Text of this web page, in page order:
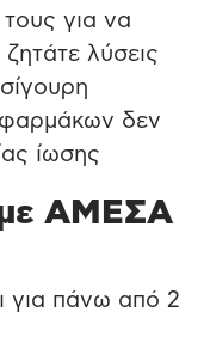
για να
λύσεις
δεν
ίωσης
ΑΜΕΣΑ
για πάνω από 2